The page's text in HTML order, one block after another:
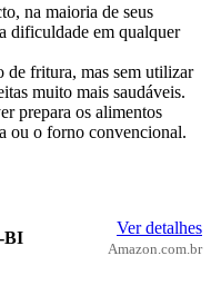
na maioria de seus
dificuldade em qualquer
de fritura, mas sem utilizar
muito mais saudáveis.
prepara os alimentos
ou o forno convencional.
BI
Ver detalhes
Amazon.com.br